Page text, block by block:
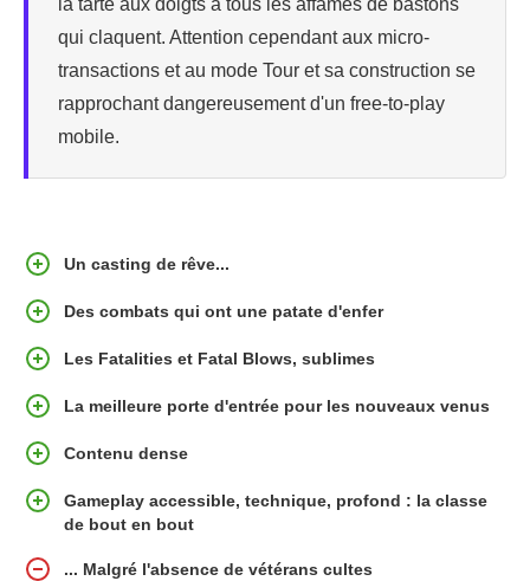
la tarte aux doigts à tous les affamés de bastons
qui claquent. Attention cependant aux micro-
transactions et au mode Tour et sa construction se
rapprochant dangereusement d'un free-to-play
mobile.
Un casting de rêve...
Des combats qui ont une patate d'enfer
Les Fatalities et Fatal Blows, sublimes
La meilleure porte d'entrée pour les nouveaux venus
Contenu dense
Gameplay accessible, technique, profond : la classe
de bout en bout
... Malgré l'absence de vétérans cultes